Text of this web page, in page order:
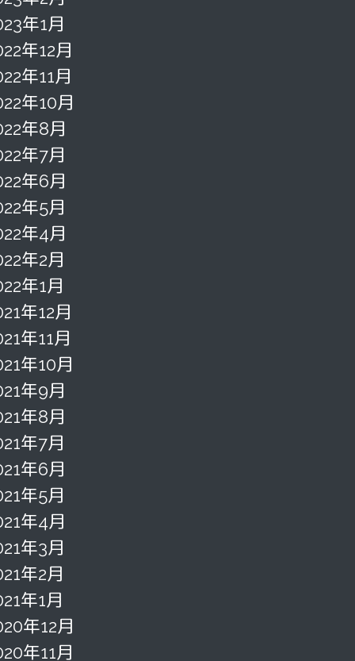
年1月
年12月
年11月
年10月
年8月
年7月
年6月
年5月
年4月
年2月
年1月
年12月
年11月
年10月
年9月
年8月
年7月
年6月
年5月
年4月
年3月
年2月
年1月
年12月
年11月